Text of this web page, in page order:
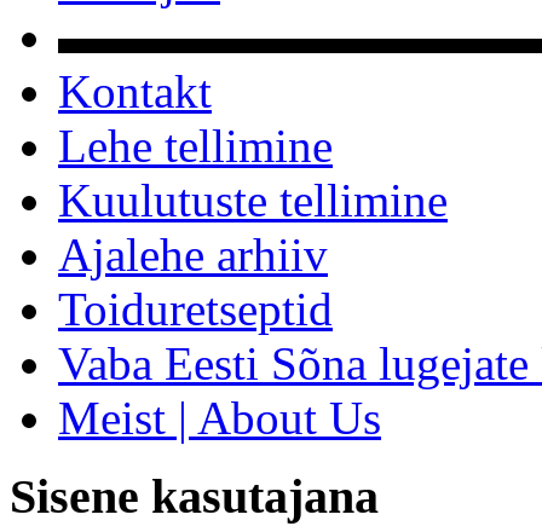
Kontakt
Lehe tellimine
Kuulutuste tellimine
Ajalehe arhiiv
Toiduretseptid
Vaba Eesti Sõna
Meist | About Us
Sisene kasutajana